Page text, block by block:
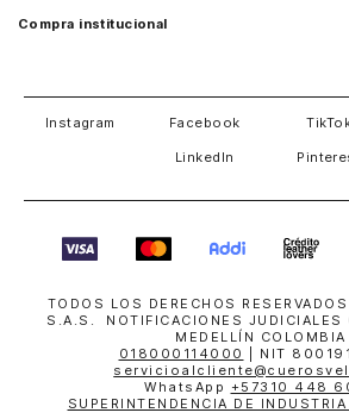
Compra institucional
Instagram Facebook
LinkedIn
TODOS LOS DERECHOS
S.A.S. NOTIFICACIONES
MEDELLÍN COLOMBIA
018000114000
| NIT
WhatsApp +57310 448
SUPERINTENDENCIA DE